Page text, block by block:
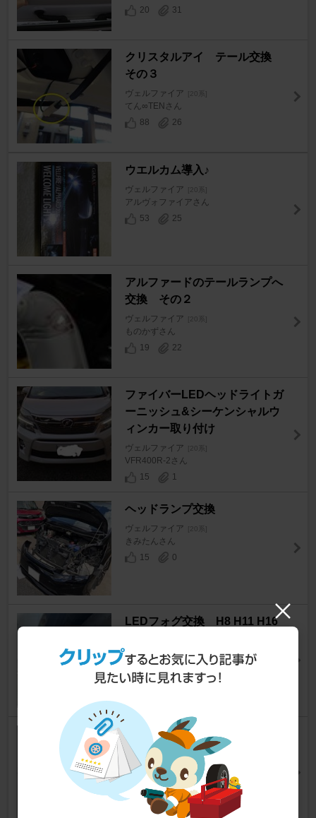
20
31
クリスタルアイ テール交換
その３
ヴェルファイア [20系]
てん∞TENさん
88
26
ウエルカム導入♪
ヴェルファイア [20系]
アルヴォファイアさん
53
25
アルファードのテールランプへ
交換 その２
ヴェルファイア [20系]
ものかずさん
19
22
ファイバーLEDヘッドライトガ
ーニッシュ&シーケンシャルウ
ィンカー取り付け
ヴェルファイア [20系]
VFR400R-2さん
15
1
ヘッドランプ交換
ヴェルファイア [20系]
きみたんさん
15
0
LEDフォグ交換 H8 H11 H16
ヴェルファイア [20系]
rbb********さん
15
1
HIDバルブ&フォグバルブ交換
ヴェルファイア [20系]
KMC.COMさん
39
0